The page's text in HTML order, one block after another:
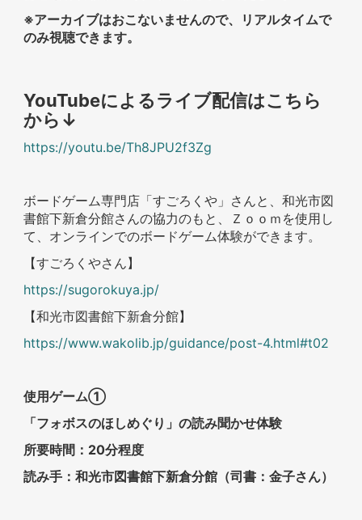
※アーカイブはおこないませんので、リアルタイムで
のみ視聴できます。
YouTubeによるライブ配信はこちら
から↓
https://youtu.be/Th8JPU2f3Zg
ボードゲーム専門店「すごろくや」さんと、和光市図
書館下新倉分館さんの協力のもと、Ｚｏｏｍを使用し
て、オンラインでのボードゲーム体験ができます。
【すごろくやさん】
https://sugorokuya.jp/
【和光市図書館下新倉分館】
https://www.wakolib.jp/guidance/post-4.html#t02
使用ゲーム①
「フォボスのほしめぐり」の読み聞かせ体験
所要時間：20分程度
読み手：和光市図書館下新倉分館（司書：金子さん）